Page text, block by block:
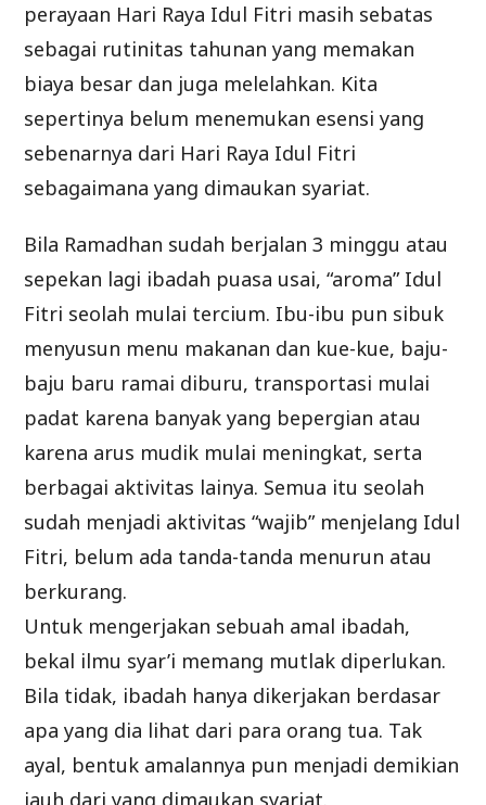
perayaan Hari Raya Idul Fitri masih sebatas
sebagai rutinitas tahunan yang memakan
biaya besar dan juga melelahkan. Kita
sepertinya belum menemukan esensi yang
sebenarnya dari Hari Raya Idul Fitri
sebagaimana yang dimaukan syariat.
Bila Ramadhan sudah berjalan 3 minggu atau
sepekan lagi ibadah puasa usai, “aroma” Idul
Fitri seolah mulai tercium. Ibu-ibu pun sibuk
menyusun menu makanan dan kue-kue, baju-
baju baru ramai diburu, transportasi mulai
padat karena banyak yang bepergian atau
karena arus mudik mulai meningkat, serta
berbagai aktivitas lainya. Semua itu seolah
sudah menjadi aktivitas “wajib” menjelang Idul
Fitri, belum ada tanda-tanda menurun atau
berkurang.
Untuk mengerjakan sebuah amal ibadah,
bekal ilmu syar’i memang mutlak diperlukan.
Bila tidak, ibadah hanya dikerjakan berdasar
apa yang dia lihat dari para orang tua. Tak
ayal, bentuk amalannya pun menjadi demikian
jauh dari yang dimaukan syariat.